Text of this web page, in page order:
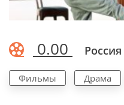
0.00 Россия
Фильмы Драма